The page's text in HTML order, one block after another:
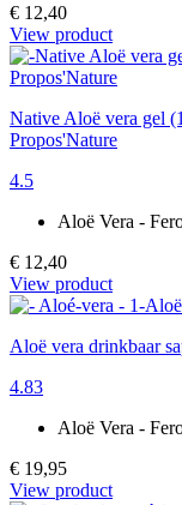
€ 12,40
View product
Native Aloë vera gel
Propos'Nature
4.5
Aloë Vera -
€ 12,40
View product
Aloë vera drinkbaar
4.83
Aloë Vera -
€ 19,95
View product